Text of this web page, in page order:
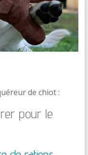
de chiot :
pour le